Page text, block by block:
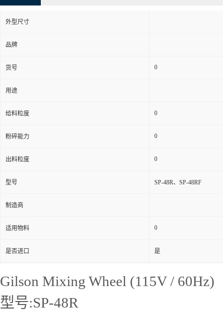
外型尺寸
品牌
货号 0
用途
给料粒度 0
粉碎能力 0
出料粒度 0
型号 SP-48R、SP-48RF
制造商
适用物料 0
是否进口 是
Gilson Mixing Wheel (115V / 60Hz)
型号:SP-48R